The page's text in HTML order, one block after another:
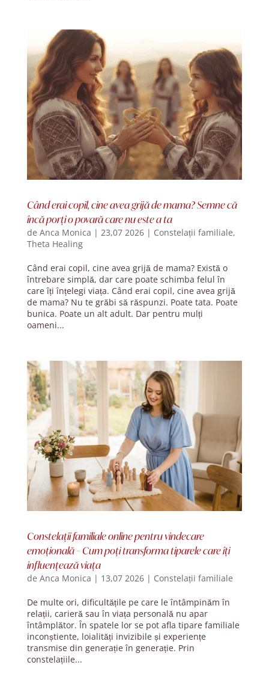
Când erai copil, cine avea grijă de mama? Semne că
încă porți o povară care nu este a ta
de Anca Monica | 23,07 2026| Constelații familiale,
Theta Healing
Când erai copil, cine avea grijă de mama? Există o
întrebare simplă, dar care poate schimba felul în
care îți înțelegi viața. Când erai copil, cine avea grijă
de mama? Nu te grăbi să răspunzi. Poate tata. Poate
bunica. Poate un alt adult. Dar pentru mulți
oameni...
Constelații familiale online pentru vindecare
emoțională – Cum poți transforma tiparele care îți
influențează viața
de Anca Monica | 13,07 2026| Constelații familiale
De multe ori, dificultățile pe care le întâmpinăm în
relații, carieră sau în viața personală nu apar
întâmplător. În spatele lor se pot afla tipare familiale
inconștiente, loialități invizibile și experiențe
transmise din generație în generație. Prin
constelațiile...